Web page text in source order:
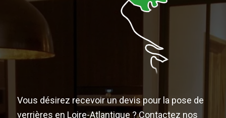
Vous désirez recevoir un devis pour la pose de
verrières en Loire-Atlantique ? Contactez nos